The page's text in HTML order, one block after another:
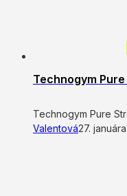
Technogym
Technogym Pure
Valentová27.